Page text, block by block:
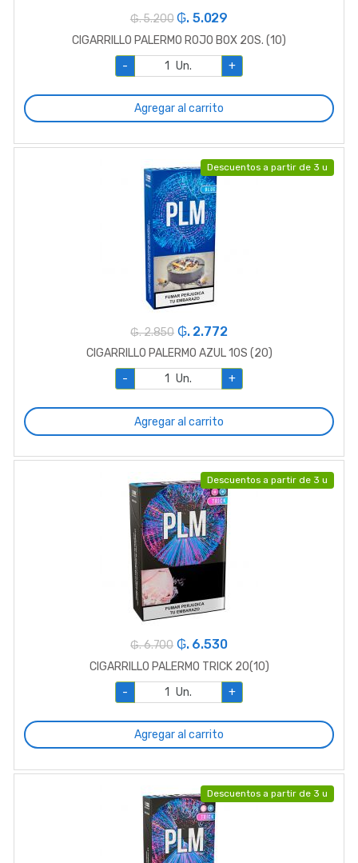
₲. 5.200 ₲. 5.029
CIGARRILLO PALERMO ROJO BOX 20S. (10)
-
Un. +
Agregar al carrito
Descuentos a partir de 3 u
₲. 2.850 ₲. 2.772
CIGARRILLO PALERMO AZUL 10S (20)
-
Un. +
Agregar al carrito
Descuentos a partir de 3 u
₲. 6.700 ₲. 6.530
CIGARRILLO PALERMO TRICK 20(10)
-
Un. +
Agregar al carrito
Descuentos a partir de 3 u